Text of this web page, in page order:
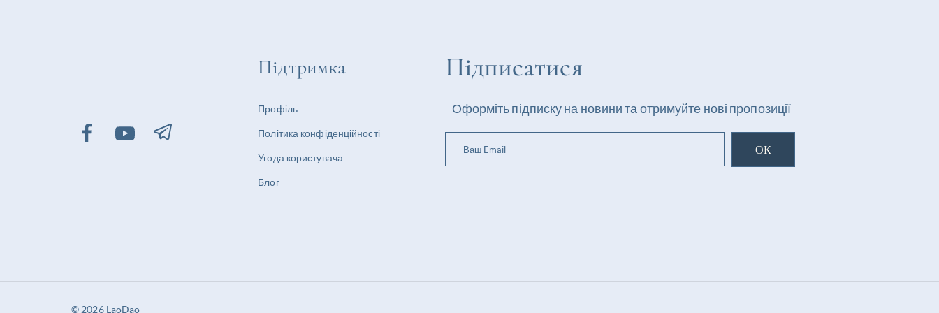
Підтримка
Профіль
Політика конфіденційності
Угода користувача
Блог
Підписатися
Оформіть підписку на новини та отримуйте нові пропозиції
© 2026 LaoDao